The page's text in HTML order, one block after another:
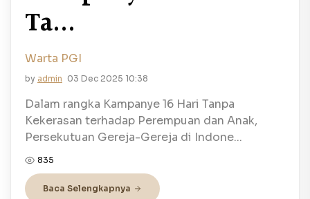
Ta...
Warta PGI
by admin 03 Dec 2025 10:38
Dalam rangka Kampanye 16 Hari Tanpa
Kekerasan terhadap Perempuan dan Anak,
Persekutuan Gereja-Gereja di Indone...
835
Baca Selengkapnya